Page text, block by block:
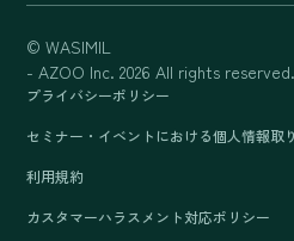
© WASIMIL
- AZOO Inc. 2026 All rights reserved.
プライバシーポリシー
セミナー・イベントにおける個人情報取
利用規約
カスタマーハラスメント対応ポリシー